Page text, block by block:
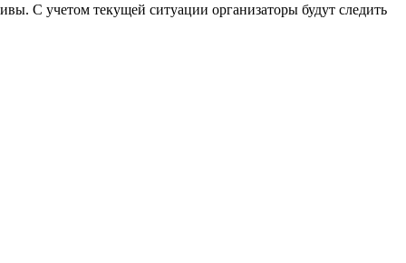
С учетом текущей ситуации организаторы будут следить